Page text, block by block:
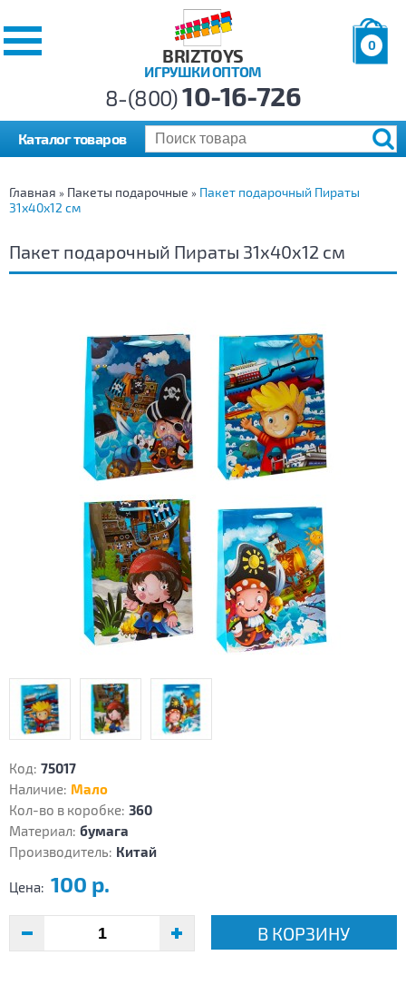
BRIZTOYS
ИГРУШКИ ОПТОМ
0
р.
8-(800)10-16-726
Каталог товаров
Главная » Пакеты подарочные » Пакет подарочный Пираты
31х40х12 см
Пакет подарочный Пираты 31х40х12 см
Код: 75017
Наличие: Мало
Кол-во в коробке: 360
Материал: бумага
Производитель: Китай
Цена: 100 р.
В КОРЗИНУ